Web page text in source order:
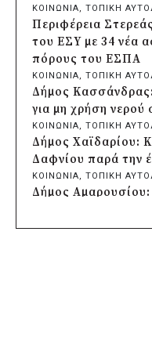
πριν από μία μέρα
Περιφέρεια
αναβάθμιση του
πριν από μία μέρα
Δήμος Αθηναίων:
στις δράσεις
πριν από μία μέρα
Συνεργασία
Πανεπιστήμιο
φοιτητικές εστίες
πριν από μία μέρα
ΚΟΙΝΩΝΙΑ, ΤΟΠΙΚΗ
Περιφέρεια
του ΕΣΥ με 34 νέα
πόρους του ΕΣΠΑ
ΚΟΙΝΩΝΙΑ, ΤΟΠΙΚΗ
Δήμος
για μη χρήση νερού
ΚΟΙΝΩΝΙΑ, ΤΟΠΙΚΗ
Δήμος Χαϊδαρίου:
Δαφνίου παρά την
ΚΟΙΝΩΝΙΑ, ΤΟΠΙΚΗ
Δήμος
Σεπτέμβριο